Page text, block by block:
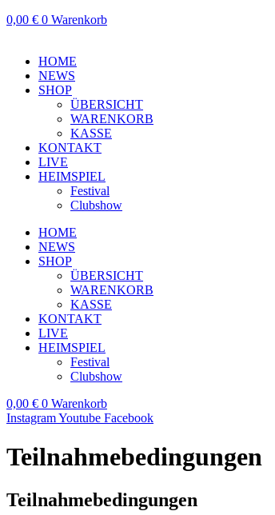
0,00 € 0 Warenkorb
HOME
NEWS
SHOP
ÜBERSICHT
WARENKORB
KASSE
KONTAKT
LIVE
HEIMSPIEL
Festival
Clubshow
HOME
NEWS
SHOP
ÜBERSICHT
WARENKORB
KASSE
KONTAKT
LIVE
HEIMSPIEL
Festival
Clubshow
0,00 € 0 Warenkorb
InstagramYoutube Facebook
Teilnahmebedingungen
Teilnahmebedingungen